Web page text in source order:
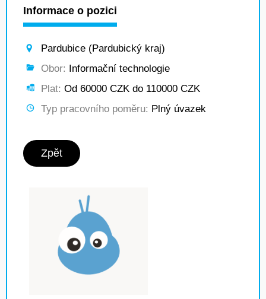
Informace o pozici
Pardubice (Pardubický kraj)
Obor: Informační technologie
Plat: Od 60000 CZK do 110000 CZK
Typ pracovního poměru: Plný úvazek
Zpět